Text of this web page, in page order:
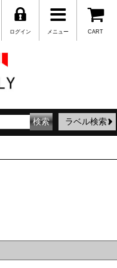
CART
メニュー
ログイン
ラベル検索